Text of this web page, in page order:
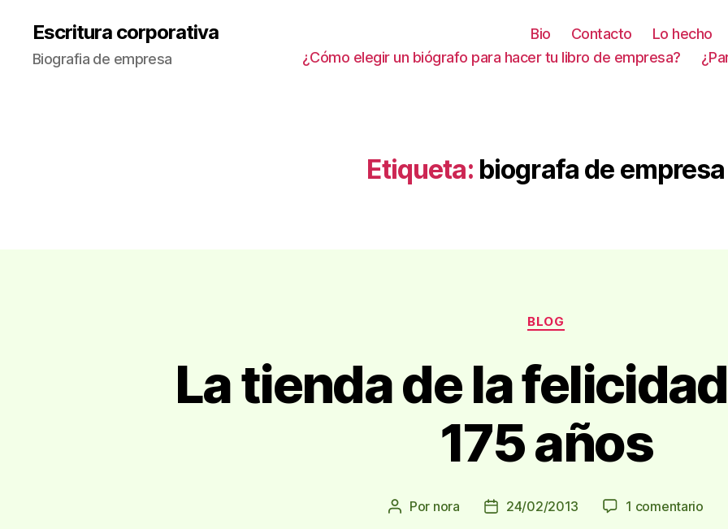
Escritura corporativa
Biografia de empresa
Bio Contacto Lo hecho
¿Cómo elegir un biógrafo para hacer tu libro de empresa?
Etiqueta: biografa de empresa
Categorías
BLOG
La tienda de la
175 años
Autor
Por nora
Fecha24/02/2013 1 comentarioen